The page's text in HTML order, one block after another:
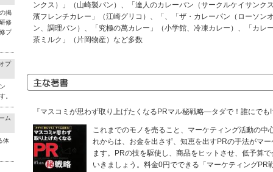
掲
修
プ
プ
。
ム
体
ンクス）」（山崎製パン）、「達人のカレーパン（サークルケイサンク
濱フレンチカレー」（江崎グリコ）、「、「ザ・カレーパン（ローソン
ン、調理パン）、「究極の萬カレー」（小学館、冷凍カレー）、「カレ
茶ミルク」（片岡物産）など多数
『マスコミが思わず取り上げたくなるPRマル秘戦略―タダで！誰にでも
これまでのモノを売ること、マーケティング活動の中
れからは、お金を出さず、知恵を出すPRの手法がマ
ます。PRの技を駆使し、商品をヒットさせ、低予算
いきましょう。料金0円でできる「マーケティングPR